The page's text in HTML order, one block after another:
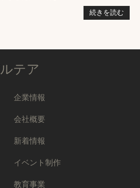
続きを読む
テア
企業情報
会社概要
新着情報
イベント制作
教育事業